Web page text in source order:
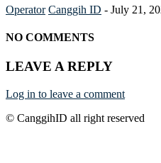
Operator Canggih ID - July 21,
NO COMMENTS
LEAVE A REPLY
Log in to leave a comment
© CanggihID all right reserved